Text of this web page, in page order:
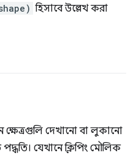
হিসাবে উল্লেখ করা
ক্ষেত্রগুলি দেখানো বা লুকানো
যেখানে ক্লিপিং মৌলিক